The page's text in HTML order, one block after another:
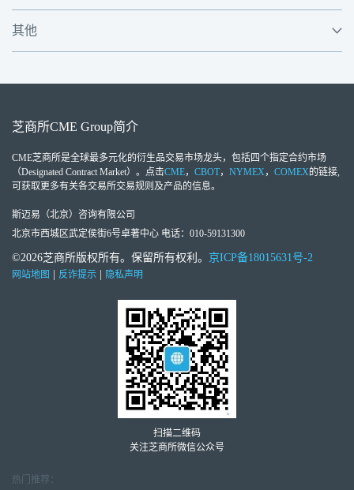
其他
芝商所CME Group简介
CME芝商所是全球最多元化的衍生品交易市场龙头，包括四个指定合约市场
（Designated Contract Market）。点击CME， CBOT， NYMEX， COMEX的链接,
可获取更多有关各交易所交易规则及产品的信息。
斯迈易（北京）咨询有限公司
北京市西城区武定侯街6号卓著中心 电话：010-59131300
©2026芝商所版权所有。保留所有权利。 京ICP备18015631号-2
网站地图 反诈提示 隐私声明
扫描二维码
关注芝商所微信公众号
热门推荐：